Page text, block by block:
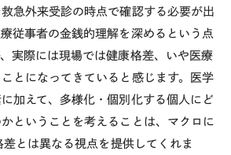
急外来受診の時点で確認する必要が出
従事者の金銭的理解を深めるという点
実際には現場では健康格差、いや医療
とになってきていると感じます。医学
加えて、多様化・個別化する個人にど
ということを考えることは、マクロに
差とは異なる視点を提供してくれま